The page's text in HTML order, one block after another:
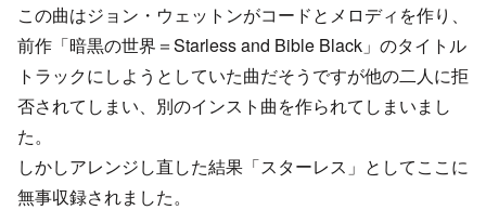
この曲はジョン・ウェットンがコードとメロディを作り、
前作「暗黒の世界＝Starless and Bible Black」のタイトル
トラックにしようとしていた曲だそうですが他の二人に拒
否されてしまい、別のインスト曲を作られてしまいまし
た。
しかしアレンジし直した結果「スターレス」としてここに
無事収録されました。